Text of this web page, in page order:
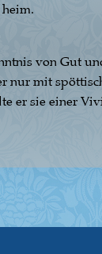
von Gut
nur mit
er sie einer